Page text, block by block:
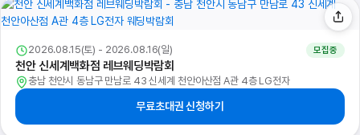
2026.08.15(토) - 2026.08.16(일) 모집중
천안 신세계백화점 레브웨딩박람회
충남 천안시 동남구 만남로 43 신세계 천안아산점 A관 4층 LG전자
무료초대권 신청하기